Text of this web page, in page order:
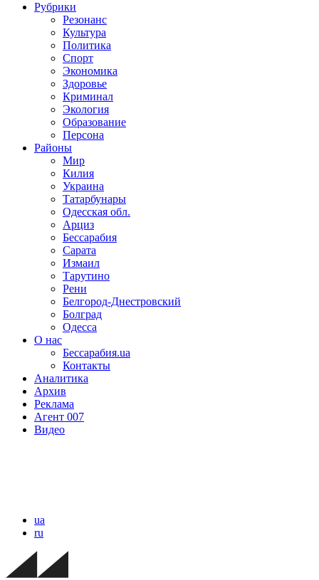
Рубрики
Резонанс
Культура
Политика
Спорт
Экономика
Здоровье
Криминал
Экология
Образование
Персона
Районы
Мир
Килия
Украина
Татарбунары
Одесская обл.
Арциз
Бессарабия
Сарата
Измаил
Тарутино
Рени
Белгород-Днестровский
Болград
Одесса
О нас
Бессарабия.ua
Контакты
Аналитика
Архив
Реклама
Агент 007
Видео
ua
ru